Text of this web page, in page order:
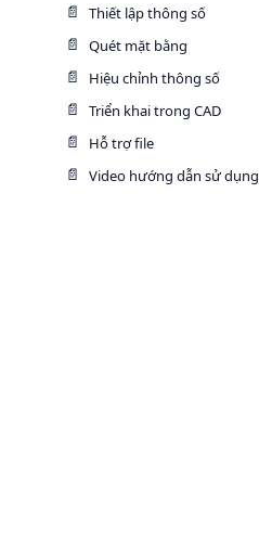
📄 Thiết lập thông số
📄 Quét mặt bằng
📄 Hiệu chỉnh thông số
📄 Triển khai trong CAD
📄 Hỗ trợ file
📄 Video hướng dẫn sử dụng